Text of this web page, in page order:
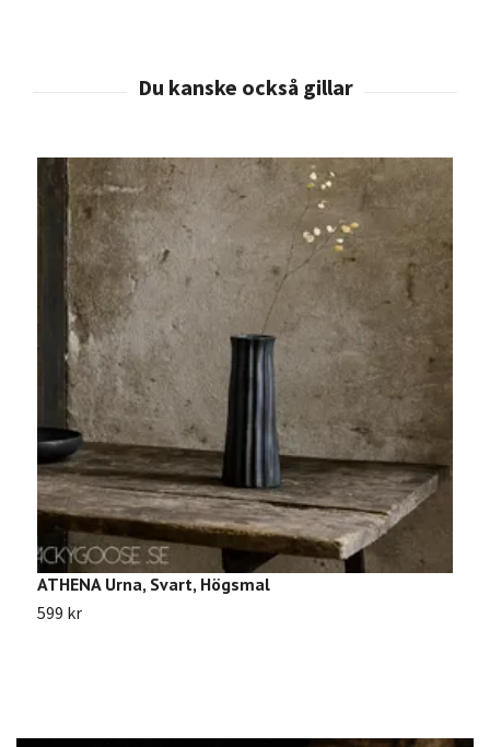
ATHENA Urna, Svart, Högsmal
599 kr